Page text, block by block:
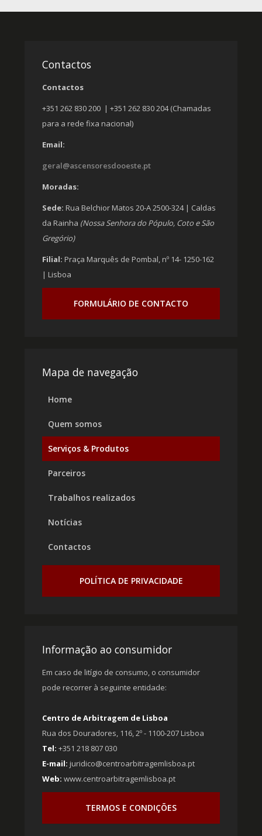
Contactos
Contactos
+351 262 830 200 | +351 262 830 204 (Chamadas
para a rede fixa nacional)
Email:
geral@ascensoresdooeste.pt
Moradas:
Sede: Rua Belchior Matos 20-A 2500-324 | Caldas
da Rainha (Nossa Senhora do Pópulo, Coto e São
Gregório)
Filial: Praça Marquês de Pombal, nº 14- 1250-162
| Lisboa
FORMULÁRIO DE CONTACTO
Mapa de navegação
Home
Quem somos
Serviços & Produtos
Parceiros
Trabalhos realizados
Notícias
Contactos
POLÍTICA DE PRIVACIDADE
Informação ao consumidor
Em caso de litígio de consumo, o consumidor
pode recorrer à seguinte entidade:
Centro de Arbitragem de Lisboa
Rua dos Douradores, 116, 2º - 1100-207 Lisboa
Tel: +351 218 807 030
E-mail: juridico@centroarbitragemlisboa.pt
Web: www.centroarbitragemlisboa.pt
TERMOS E CONDIÇÕES